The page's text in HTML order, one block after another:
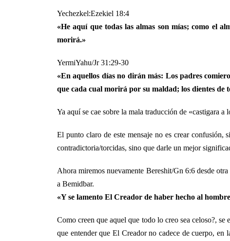
Yechezkel:Ezekiel 18:4
«He aquí que todas las almas son mías; como el
morirá.»
YermiYahu/Jr 31:29-30
«En aquellos días no dirán más: Los padres
que cada cual morirá por su maldad; los dientes de
Ya aquí se cae sobre la mala traducción de «castigara a
El punto claro de este mensaje no es crear confusión,
contradictoria/torcidas, sino que darle un mejor
Ahora miremos nuevamente Bereshit/Gn 6:6 desde
a Bemidbar.
«Y se lamento El Creador de haber hecho al
Como creen que aquel que todo lo creo sea celoso?,
que entender que El Creador no cadece de cuerpo, en